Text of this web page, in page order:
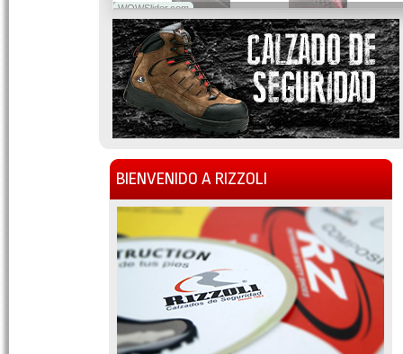
WOWSlider.com
BIENVENIDO A RIZZOLI